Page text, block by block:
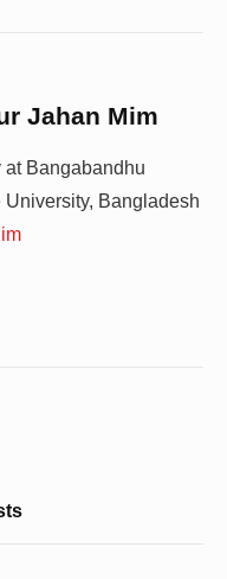
Jahan Mim
Bangabandhu
Bangladesh